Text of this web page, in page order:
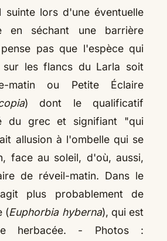
suinte lors d'une éventuelle
en séchant une barrière
pas que l'espèce qui
sur les flancs du Larla soit
matin ou Petite Éclaire
) dont le qualificatif
du grec et signifiant "qui
allusion à l'ombelle qui se
face au soleil, d'où, aussi,
de réveil-matin. Dans le
plus probablement de
(Euphorbia hyberna), qui est
herbacée. - Photos :